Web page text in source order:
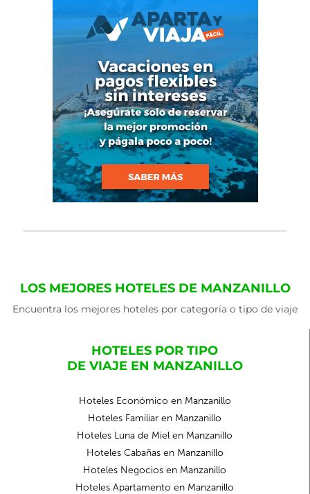
LOS MEJORES HOTELES DE MANZANILLO
Encuentra los mejores hoteles por categoría o tipo de viaje
HOTELES POR TIPO
DE VIAJE EN MANZANILLO
Hoteles Económico en Manzanillo
Hoteles Familiar en Manzanillo
Hoteles Luna de Miel en Manzanillo
Hoteles Cabañas en Manzanillo
Hoteles Negocios en Manzanillo
Hoteles Apartamento en Manzanillo